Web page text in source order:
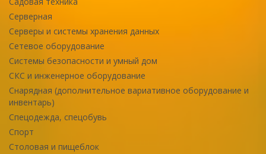
Серверная
Серверы и системы хранения данных
Сетевое оборудование
Системы безопасности и умный дом
СКС и инженерное оборудование
Снарядная (дополнительное вариативное оборудование и
инвентарь)
Спецодежда, спецобувь
Спорт
Столовая и пищеблок